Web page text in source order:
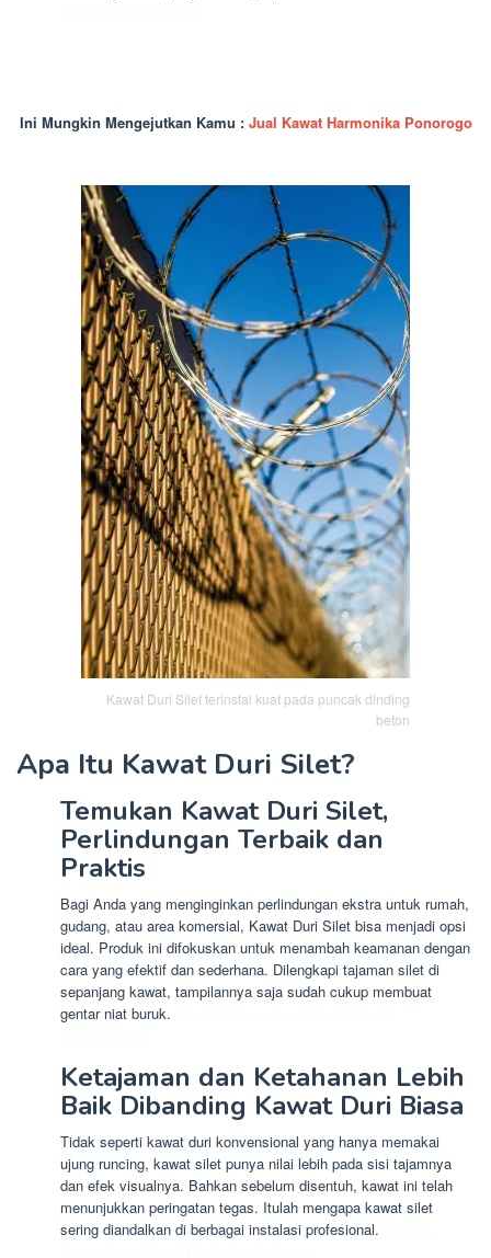
Ini Mungkin Mengejutkan Kamu : Jual Kawat Harmonika Ponorogo
Kawat Duri Silet terinstal kuat pada puncak dinding
beton
Apa Itu Kawat Duri Silet?
Temukan Kawat Duri Silet,
Perlindungan Terbaik dan
Praktis
Bagi Anda yang menginginkan perlindungan ekstra untuk rumah,
gudang, atau area komersial, Kawat Duri Silet bisa menjadi opsi
ideal. Produk ini difokuskan untuk menambah keamanan dengan
cara yang efektif dan sederhana. Dilengkapi tajaman silet di
sepanjang kawat, tampilannya saja sudah cukup membuat
gentar niat buruk.
Ketajaman dan Ketahanan Lebih
Baik Dibanding Kawat Duri Biasa
Tidak seperti kawat duri konvensional yang hanya memakai
ujung runcing, kawat silet punya nilai lebih pada sisi tajamnya
dan efek visualnya. Bahkan sebelum disentuh, kawat ini telah
menunjukkan peringatan tegas. Itulah mengapa kawat silet
sering diandalkan di berbagai instalasi profesional.